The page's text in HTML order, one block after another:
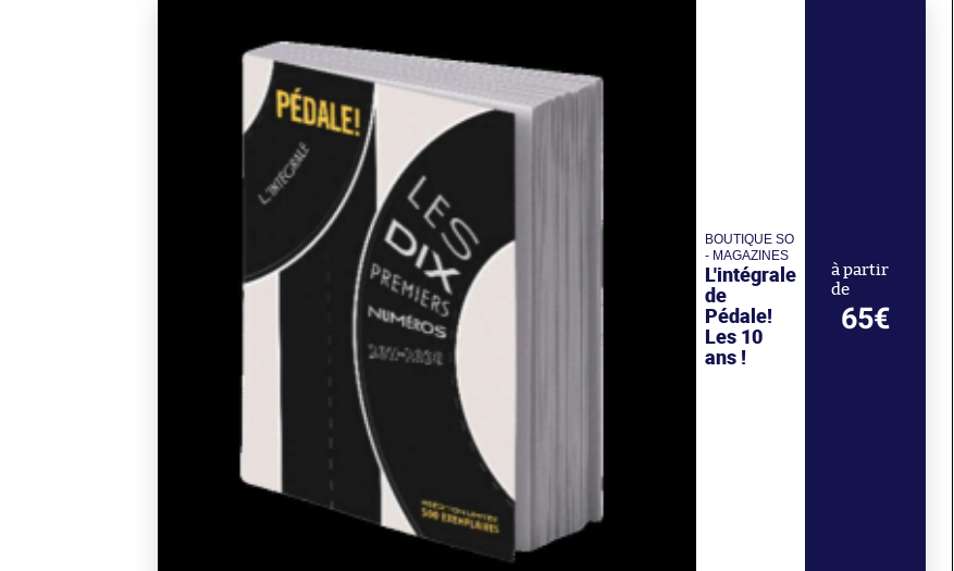
BOUTIQUE SO
- MAGAZINES
L'intégrale
de
Pédale!
Les 10
ans !
à partir
de
65€